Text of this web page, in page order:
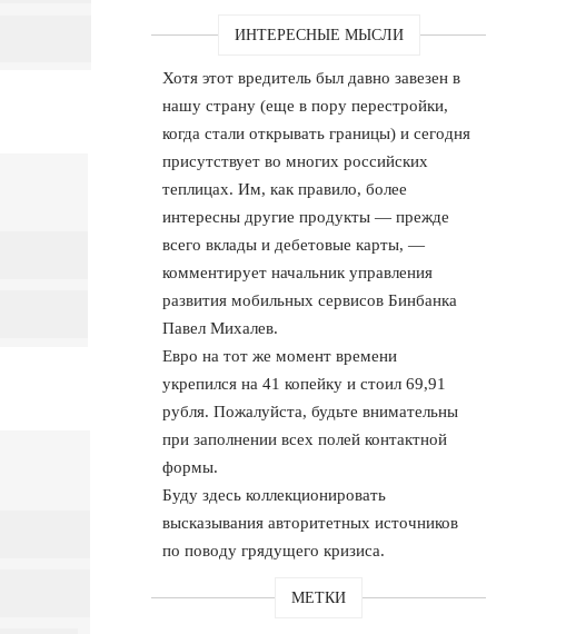
ИНТЕРЕСНЫЕ МЫСЛИ
Хотя этот вредитель был давно завезен в
нашу страну (еще в пору перестройки,
когда стали открывать границы) и сегодня
присутствует во многих российских
теплицах. Им, как правило, более
интересны другие продукты — прежде
всего вклады и дебетовые карты, —
комментирует начальник управления
развития мобильных сервисов Бинбанка
Павел Михалев.
Евро на тот же момент времени
укрепился на 41 копейку и стоил 69,91
рубля. Пожалуйста, будьте внимательны
при заполнении всех полей контактной
формы.
Буду здесь коллекционировать
высказывания авторитетных источников
по поводу грядущего кризиса.
МЕТКИ